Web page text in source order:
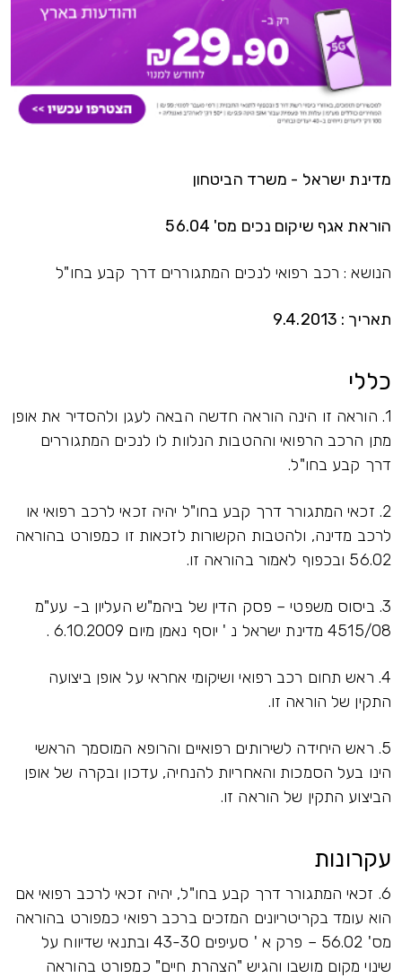
מדינת ישראל - משרד הביטחון
הוראת אגף שיקום נכים מס' 56.04
הנושא : רכב רפואי לנכים המתגוררים דרך קבע בחו"ל
תאריך : 9.4.2013
כללי
1. הוראה זו הינה הוראה חדשה הבאה לעגן ולהסדיר את אופן
מתן הרכב הרפואי וההטבות הנלוות לו לנכים המתגוררים
דרך קבע בחו"ל.
2. זכאי המתגורר דרך קבע בחו"ל יהיה זכאי לרכב רפואי או
לרכב מדינה, ולהטבות הקשורות לזכאות זו כמפורט בהוראה
56.02 ובכפוף לאמור בהוראה זו.
3. ביסוס משפטי – פסק הדין של ביהמ"ש העליון ב- עע"מ
4515/08 מדינת ישראל נ ' יוסף נאמן מיום 6.10.2009 .
4. ראש תחום רכב רפואי ושיקומי אחראי על אופן ביצועה
התקין של הוראה זו.
5. ראש היחידה לשירותים רפואיים והרופא המוסמך הראשי
הינו בעל הסמכות והאחריות להנחיה, עדכון ובקרה של אופן
הביצוע התקין של הוראה זו.
עקרונות
6. זכאי המתגורר דרך קבע בחו"ל, יהיה זכאי לרכב רפואי אם
הוא עומד בקריטריונים המזכים ברכב רפואי כמפורט בהוראה
מס' 56.02 – פרק א ' סעיפים 43-30 ובתנאי שדיווח על
שינוי מקום מושבו והגיש "הצהרת חיים" כמפורט בהוראה